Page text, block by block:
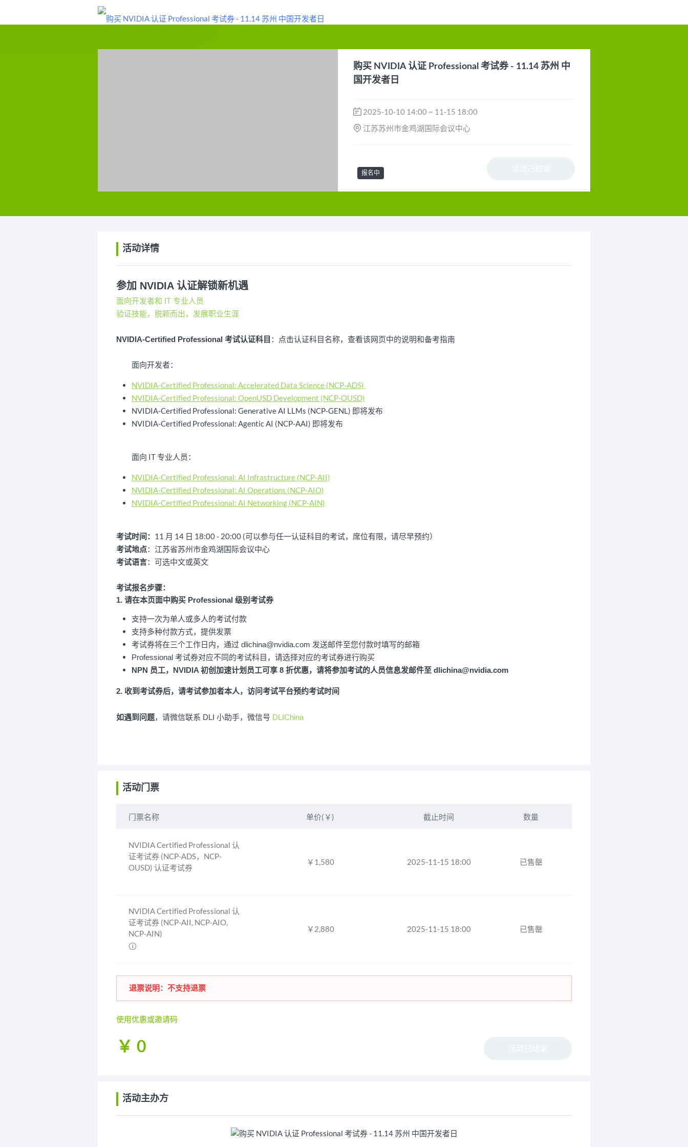
购买 NVIDIA 认证 Professional 考试券 - 11.14 苏州 中
国开发者日
报名中
2025-10-10 14:00 ~ 11-15 18:00
江苏苏州市金鸡湖国际会议中心
活动已结束
活动详情
参加 NVIDIA 认证解锁新机遇
面向开发者和 IT 专业人员
验证技能，脱颖而出，发展职业生涯
NVIDIA-Certified Professional 考试认证科目 ：点击认证科目名称，查看该网页中的说明和备考指南
面向开发者：
NVIDIA-Certified Professional: Accelerated Data Science (NCP-ADS)
NVIDIA-Certified Professional: OpenUSD Development (NCP-OUSD)
NVIDIA-Certified Professional: Generative AI LLMs (NCP-GENL) 即将发布
NVIDIA-Certified Professional: Agentic AI (NCP-AAI) 即将发布
面向 IT 专业人员：
NVIDIA-Certified Professional: AI Infrastructure (NCP-AII)
NVIDIA-Certified Professional: AI Operations (NCP-AIO)
NVIDIA-Certified Professional: AI Networking (NCP-AIN)
考试时间： 11 月 14 日 18:00 - 20:00 (可以参与任一认证科目的考试，席位有限，请尽早预约）
考试地点：江苏省苏州市金鸡湖国际会议中心
考试语言：可选中文或英文
考试报名步骤：
1. 请在本页面中购买 Professional 级别考试券
支持一次为单人或多人的考试付款
支持多种付款方式，提供发票
考试券将在三个工作日内，通过 dlichina@nvidia.com 发送邮件至您付款时填写的邮箱
Professional 考试券对应不同的考试科目，请选择对应的考试券进行购买
NPN 员工，NVIDIA 初创加速计划员工可享 8 折优惠，请将参加考试的人员信息发邮件至 dlichina@nvidia.com
2. 收到考试券后，请考试参加者本人， 访问考试平台预约考试时间
如遇到问题，请微信联系 DLI 小助手，微信号 DLIChina
活动门票
门票名称 单价(￥) 截止时间 数量
NVIDIA Certified Professional 认
证考试券 (NCP-ADS，NCP-
OUSD) 认证考试券
￥ 1,580 2025-11-15 18:00 已售罄
NVIDIA Certified Professional 认
证考试券 (NCP-AII, NCP-AIO,
NCP-AIN)

￥ 2,880 2025-11-15 18:00 已售罄
退票说明：不支持退票
使用优惠或邀请码
￥ 0
活动主办方